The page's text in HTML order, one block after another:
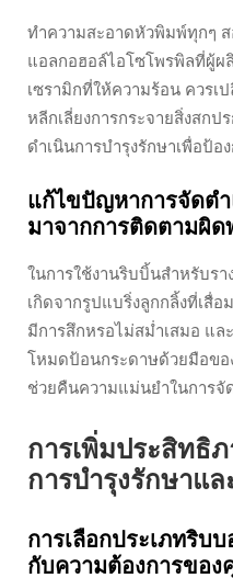
ทำความสะอาดหัวพิมพ์ทุกๆ
แอลกอฮอล์ไอโซโพรพิลที่ผู้ผ
เซรามิกที่ให้ความร้อน ควรเ
หลีกเลี่ยงการกระจายสิ่งสกป
ดำเนินการบำรุงรักษาเพื่อป้อ
แก้ไขปัญหาการจัดต
มาจากการติดตามผิ
ในการใช้งานริบบิ้นสำหรับร
เกิดจากรูปแบริ่งลูกกลิ้งที่เสื่
มีการสึกหรอไม่สม่ำเสมอ แล
โหมดป้อนกระดาษด้วยมือขอ
ช่วยคืนความแม่นยำในการจั
การเพิ่มประสิทธิ
การบำรุงรักษาแล
การเลือกประเภทริบ
กับความต้องการขอ